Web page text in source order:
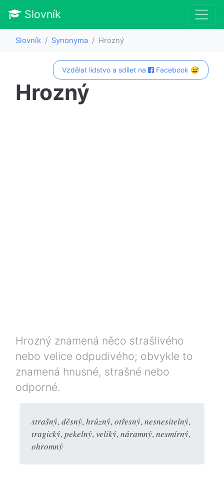
Slovník
Slovník Synonyma Hrozný
Vzdělat lidstvo a sdílet na Facebook 😅
Hrozný
Hrozný znamená něco strašlivého
nebo velice odpudivého; obvykle to
znamená hnusné, strašné nebo
odporné.
strašný,děsný,hrůzný,otřesný,nesnesitelný,
tragický,pekelný,veliký,náramný,nesmírný,
ohromný